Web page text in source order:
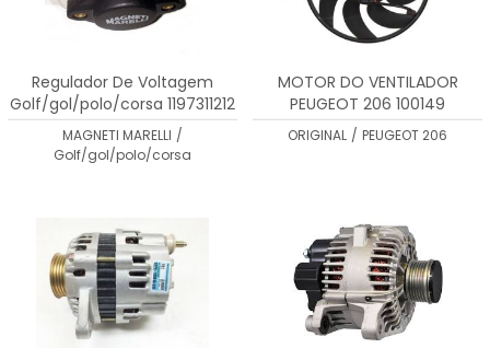
Regulador De Voltagem
Golf/gol/polo/corsa 1197311212
RT510117
MAGNETI MARELLI /
Golf/gol/polo/corsa
MOTOR DO VENTILADOR
PEUGEOT 206 100149
ORIGINAL / PEUGEOT 206